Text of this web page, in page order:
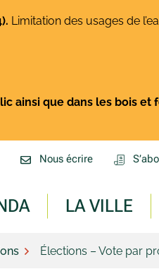
Limitation des usages de
ainsi que dans les bois et
Nous écrire
LA VILLE
Élections – Vote par